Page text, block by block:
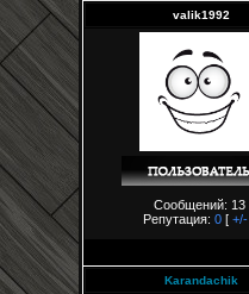
valik1992
Сообщений: 13
Репутация: 0 [ +/-
Karandachik